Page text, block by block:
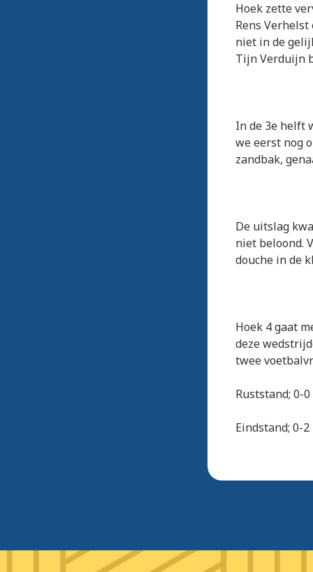
Hoek zette
Rens
niet in de
Tijn Verduijn
In de 3e helft
we eerst nog
zandbak,
De uitslag
niet beloond.
douche in de
Hoek 4 gaat
deze
twee
Ruststand; 0-0
Eindstand; 0-2